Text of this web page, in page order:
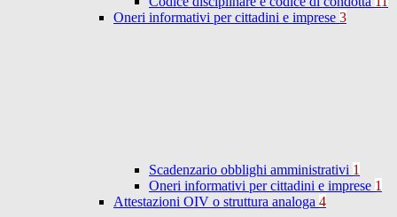
Oneri informativi per cittadini e imprese 3
Scadenzario obblighi amministrativi 1
Oneri informativi per cittadini e imprese 1
Attestazioni OIV o struttura analoga 4